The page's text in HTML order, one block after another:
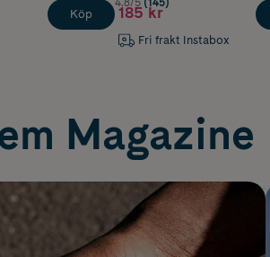
Köp
4.8/5 (145)
185 kr
Fri frakt Instabox
Magazine